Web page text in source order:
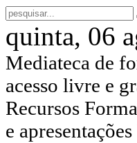
quinta, 06
Mediateca de
acesso livre e
Recursos
e